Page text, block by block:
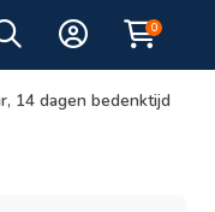
0
14 dagen bedenktijd